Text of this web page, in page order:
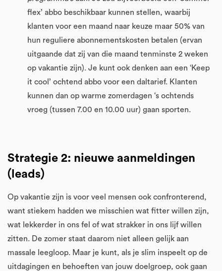
flex’ abbo beschikbaar kunnen stellen, waarbij
klanten voor een maand naar keuze maar 50% van
hun reguliere abonnementskosten betalen (ervan
uitgaande dat zij van die maand tenminste 2 weken
op vakantie zijn). Je kunt ook denken aan een ‘Keep
it cool’ ochtend abbo voor een daltarief. Klanten
kunnen dan op warme zomerdagen ‘s ochtends
vroeg (tussen 7.00 en 10.00 uur) gaan sporten.
Strategie 2: nieuwe aanmeldingen
(leads)
Op vakantie zijn is voor veel mensen ook confronterend,
want stiekem hadden we misschien wat fitter willen zijn,
wat lekkerder in ons fel of wat strakker in ons lijf willen
zitten. De zomer staat daarom niet alleen gelijk aan
massale leegloop. Maar je kunt, als je slim inspeelt op de
uitdagingen en behoeften van jouw doelgroep, ook gaan